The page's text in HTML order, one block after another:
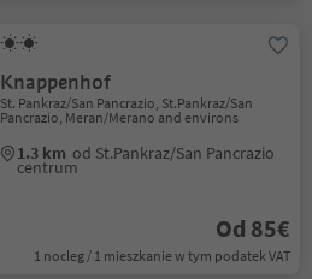
Knappenhof
St. Pankraz/San Pancrazio, St.Pankraz/San
Pancrazio, Meran/Merano and environs
1.3 km od St.Pankraz/San Pancrazio
centrum
Od 85€
1 nocleg / 1 mieszkanie w tym podatek VAT